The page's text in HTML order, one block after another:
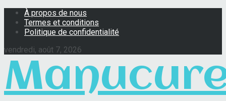
À propos de nous
Termes et conditions
Politique de confidentialité
vendredi, août 7, 2026